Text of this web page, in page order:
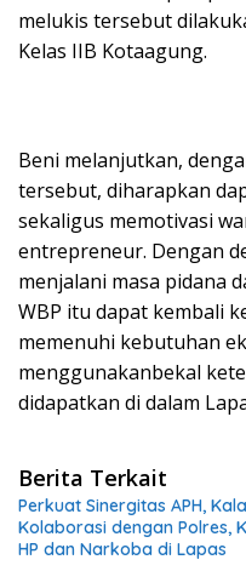
melukis tersebut
Kelas IIB Kotaagung.
Beni melanjutkan,
tersebut, diharapkan
sekaligus memotivasi
entrepreneur. Dengan
menjalani masa pidana
WBP itu dapat kembali
memenuhi kebutuhan
menggunakanbekal
didapatkan di dalam
Berita Terkait
Perkuat Sinergitas APH,
Kolaborasi dengan Polres,
HP dan Narkoba di Lapas